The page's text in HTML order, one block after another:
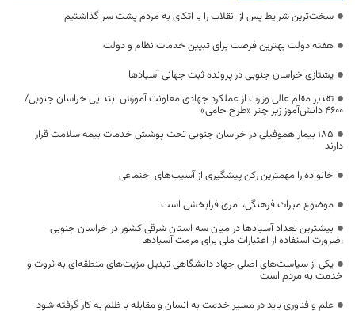
سخت‌ترین شرایط پس از انقلاب را با اتکای به مردم پشت سر گذاشتیم
هفته دولت بهترین فرصت برای تبیین خدمات نظام و دولت
یشتازی خراسان جنوبی در پرونده ثبت جهانی آسبادها
تقدیر مقام عالی وزارت از عملکرد جهادی معاونت آموزش ابتدایی خراسان جنوبی/
۴۶۰۰ دانش‌آموز زیر چتر «طرح حامی»
۱۸۵ بیمار هموفیلی در خراسان جنوبی تحت پوشش خدمات بیمه سلامت قرار
دارند
خانواده را مهمترین رکن پیشگیری از آسیب‌های اجتماعی
موضوع میراث فرهنگی، امری فرابخشی است
بیشترین تعداد آسبادها در میان سه استان شرقی کشور در خراسان جنوبی
،ضرورت استفاده از اعتبارات ملی برای مرمت آسبادها
یکی از سیاست‌های اصلی جهاد دانشگاهی تبدیل مزیت‌های منطقه‌ای به ثروت و
خدمت به مردم است
علم و فناوری باید در مسیر خدمت به انسان و مقابله با ظلم به کار گرفته شود